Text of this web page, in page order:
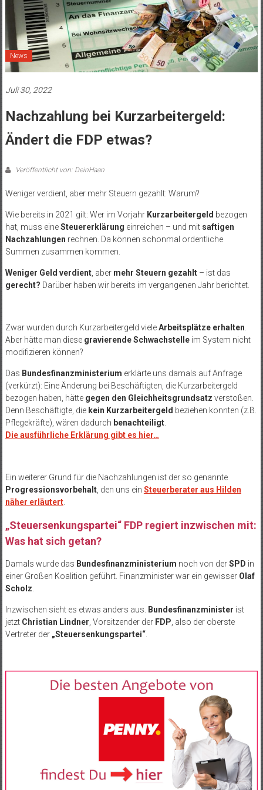
News
Juli 30, 2022
Nachzahlung bei Kurzarbeitergeld:
Ändert die FDP etwas?
Veröffentlicht von: DeinHaan
Weniger verdient, aber mehr Steuern gezahlt: Warum?
Wie bereits in 2021 gilt: Wer im Vorjahr Kurzarbeitergeld bezogen
hat, muss eineSteuererklärung einreichen – und mit saftigen
Nachzahlungen rechnen. Da können schonmal ordentliche
Summen zusammen kommen.
Weniger Geld verdient, aber mehr Steuern gezahlt– ist das
gerecht? Darüber haben wir bereits im vergangenen Jahr berichtet.
Zwar wurden durch Kurzarbeitergeld vieleArbeitsplätze erhalten
Aber hätte man diese gravierende Schwachstelleim System nicht
modifizieren können?
Das Bundesfinanzministerium erklärte uns damals auf Anfrage
(verkürzt): Eine Änderung bei Beschäftigten, die Kurzarbeitergeld
bezogen haben, hätte gegen den Gleichheitsgrundsatz verstoßen.
Denn Beschäftigte, die kein Kurzarbeitergeld beziehen konnten (z.B.
Pflegekräfte), wären dadurch benachteiligt.
Die ausführliche Erklärung gibt es hier…
Ein weiterer Grund für die Nachzahlungen ist der so genannte
Progressionsvorbehalt, den uns ein Steuerberater aus Hilden
näher erläutert.
„Steuersenkungspartei“ FDP regiert inzwischen mit:
Was hat sich getan?
Damals wurde das Bundesfinanzministerium noch von derSPD in
einer Großen Koalition geführt. Finanzminister war ein gewisser Olaf
Scholz
Inzwischen sieht es etwas anders aus. Bundesfinanzminister ist
jetzt Christian Lindner , Vorsitzender der FDP , also der oberste
Vertreter der „Steuersenkungspartei“.